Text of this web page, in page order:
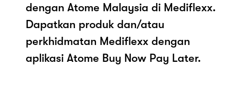
dengan Atome Malaysia di Mediflexx.
Dapatkan produk dan/atau
perkhidmatan Mediflexx dengan
aplikasi Atome Buy Now Pay Later.